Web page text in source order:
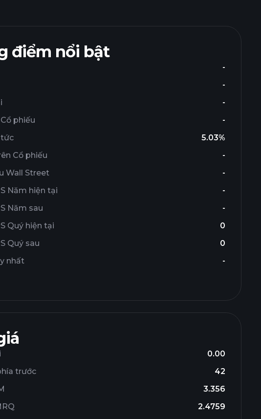
điểm nổi bật
-
-
-
phiếu
-
tức
5.03%
Cổ phiếu
-
Wall Street
-
Năm hiện tại
-
Năm sau
-
Quý hiện tại
0
Quý sau
0
nhất
-
0.00
trước
42
3.356
2.4759